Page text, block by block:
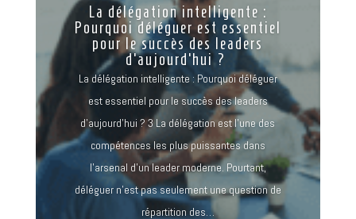
La délégation intelligente :
Pourquoi déléguer est essentiel
pour le succès des leaders
d’aujourd’hui ?
La délégation intelligente : Pourquoi déléguer
est essentiel pour le succès des leaders
d’aujourd’hui ? 3 La délégation est l'une des
compétences les plus puissantes dans
l'arsenal d'un leader moderne. Pourtant,
déléguer n'est pas seulement une question de
répartition des…